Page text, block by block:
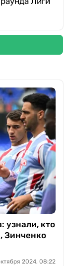
узнали, кто
Зинченко
2024, 08:22